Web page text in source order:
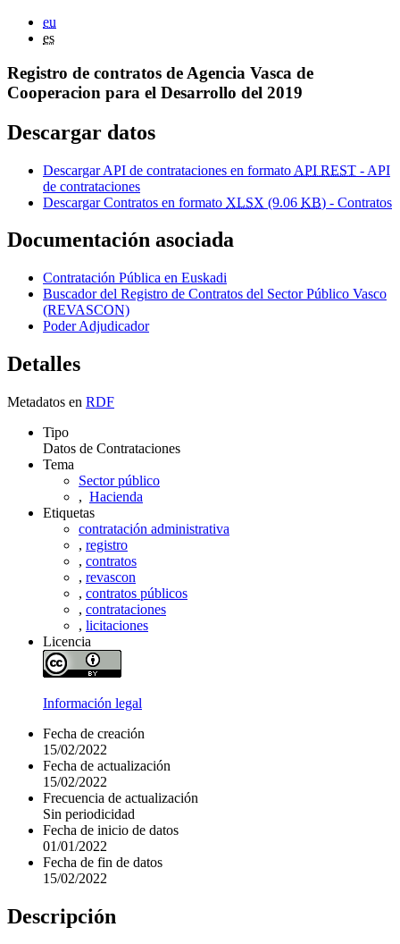
eu
es
Registro de contratos de Agencia Vasca de
Cooperacion para el Desarrollo del 2019
Descargar datos
Descargar API de contrataciones en formato API REST - API
de contrataciones
Descargar Contratos en formato XLSX (9.06 KB) - Contratos
Documentación asociada
Contratación Pública en Euskadi
Buscador del Registro de Contratos del Sector Público Vasco
(REVASCON)
Poder Adjudicador
Detalles
Metadatos en RDF
Tipo
Datos de Contrataciones
Tema
Sector público
, Hacienda
Etiquetas
contratación administrativa
, registro
, contratos
, revascon
, contratos públicos
, contrataciones
, licitaciones
Licencia
Información legal
Fecha de creación
15/02/2022
Fecha de actualización
15/02/2022
Frecuencia de actualización
Sin periodicidad
Fecha de inicio de datos
01/01/2022
Fecha de fin de datos
15/02/2022
Descripción